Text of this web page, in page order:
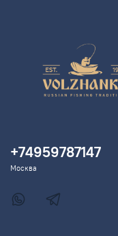
+74959787147
Москва